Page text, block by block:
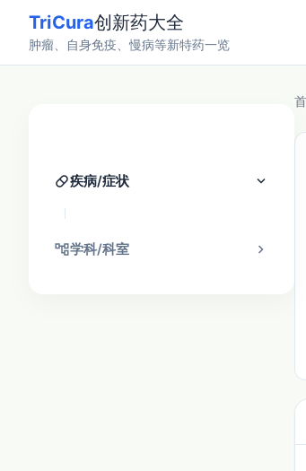
TriCura创新药大全
肿瘤、自身免疫、慢病等新特药一览
pill疾病/症状 keyboard_arrow_down
account_tree学科/科室 chevron_right